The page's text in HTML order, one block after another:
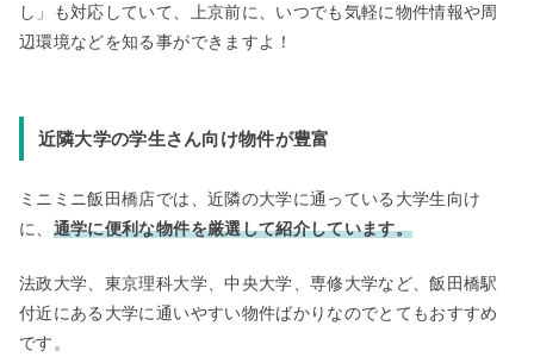
し」も対応していて、上京前に、いつでも気軽に物件情報や周
辺環境などを知る事ができますよ！
近隣大学の学生さん向け物件が豊富
ミニミニ飯田橋店では、近隣の大学に通っている大学生向け
に、 通学に便利な物件を厳選して紹介しています。
法政大学、東京理科大学、中央大学、専修大学など、飯田橋駅
付近にある大学に通いやすい物件ばかりなのでとてもおすすめ
です。